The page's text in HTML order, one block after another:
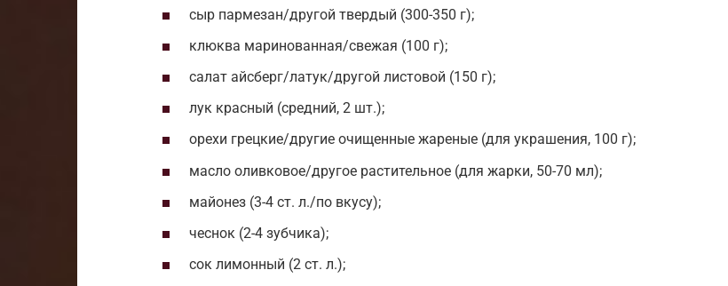
сыр пармезан/другой твердый (300-350 г);
клюква маринованная/свежая (100 г);
салат айсберг/латук/другой листовой (150 г);
лук красный (средний, 2 шт.);
орехи грецкие/другие очищенные жареные (для украшения, 100 г);
масло оливковое/другое растительное (для жарки, 50-70 мл);
майонез (3-4 ст. л./по вкусу);
чеснок (2-4 зубчика);
сок лимонный (2 ст. л.);